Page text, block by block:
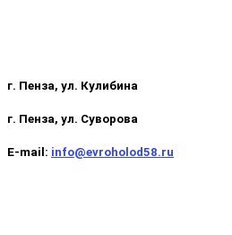
г. Пенза, ул. Кулибина
г. Пенза, ул. Суворова
E-mail: info@evroholod58.ru